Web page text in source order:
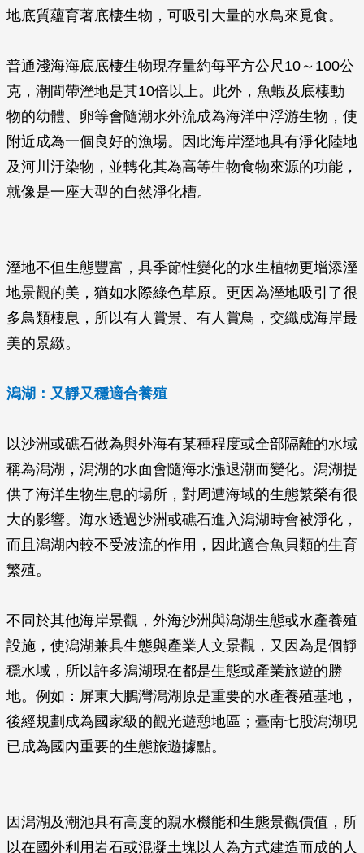
地底質蘊育著底棲生物，可吸引大量的水鳥來覓食。
普通淺海海底底棲生物現存量約每平方公尺10～100公
克，潮間帶溼地是其10倍以上。此外，魚蝦及底棲動
物的幼體、卵等會隨潮水外流成為海洋中浮游生物，使
附近成為一個良好的漁場。因此海岸溼地具有淨化陸地
及河川汙染物，並轉化其為高等生物食物來源的功能，
就像是一座大型的自然淨化槽。
溼地不但生態豐富，具季節性變化的水生植物更增添溼
地景觀的美，猶如水際綠色草原。更因為溼地吸引了很
多鳥類棲息，所以有人賞景、有人賞鳥，交織成海岸最
美的景緻。
潟湖：又靜又穩適合養殖
以沙洲或礁石做為與外海有某種程度或全部隔離的水域
稱為潟湖，潟湖的水面會隨海水漲退潮而變化。潟湖提
供了海洋生物生息的場所，對周遭海域的生態繁榮有很
大的影響。海水透過沙洲或礁石進入潟湖時會被淨化，
而且潟湖內較不受波流的作用，因此適合魚貝類的生育
繁殖。
不同於其他海岸景觀，外海沙洲與潟湖生態或水產養殖
設施，使潟湖兼具生態與產業人文景觀，又因為是個靜
穩水域，所以許多潟湖現在都是生態或產業旅遊的勝
地。例如：屏東大鵬灣潟湖原是重要的水產養殖基地，
後經規劃成為國家級的觀光遊憩地區；臺南七股潟湖現
已成為國內重要的生態旅遊據點。
因潟湖及潮池具有高度的親水機能和生態景觀價值，所
以在國外利用岩石或混凝土塊以人為方式建造而成的人